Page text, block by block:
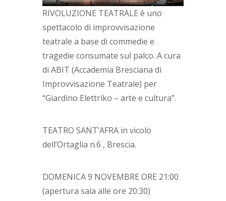
RIVOLUZIONE TEATRALE è uno
spettacolo di improvvisazione
teatrale a base di commedie e
tragedie consumate sul palco. A cura
di ABIT (Accademia Bresciana di
Improvvisazione Teatrale) per
“Giardino Elettriko – arte e cultura”.
TEATRO SANT’AFRA in vicolo
dell’Ortaglia n.6 , Brescia.
DOMENICA 9 NOVEMBRE ORE 21:00
(apertura sala alle ore 20:30)